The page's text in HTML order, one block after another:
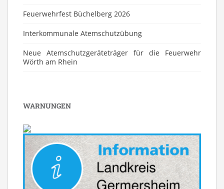
Feuerwehrfest Büchelberg 2026
⁠Interkommunale Atemschutzübung
Neue Atemschutzgeräteträger für die Feuerwehr
Wörth am Rhein
WARNUNGEN